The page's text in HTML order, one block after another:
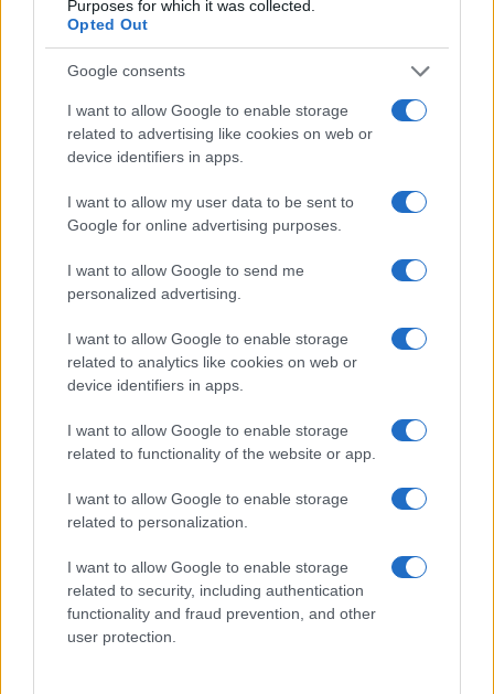
Purposes for which it was collected.
Opted Out
Google consents
I want to allow Google to enable storage
related to advertising like cookies on web or
device identifiers in apps.
I want to allow my user data to be sent to
Google for online advertising purposes.
I want to allow Google to send me
personalized advertising.
I want to allow Google to enable storage
related to analytics like cookies on web or
device identifiers in apps.
I want to allow Google to enable storage
related to functionality of the website or app.
I want to allow Google to enable storage
related to personalization.
I want to allow Google to enable storage
related to security, including authentication
functionality and fraud prevention, and other
user protection.
Continue lendo
INVESTIMENTOS
Bruno Costa · 6 ago 2026
INVESTIMENTOS